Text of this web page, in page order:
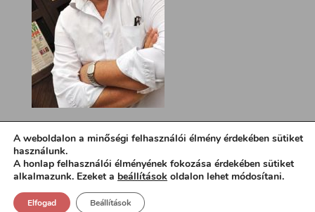
A weboldalon a minőségi felhasználói élmény érdekében sütiket
használunk.
A honlap felhasználói élményének fokozása érdekében sütiket
alkalmazunk. Ezeket a beállítások oldalon lehet módosítani.
Elfogad Beállítások